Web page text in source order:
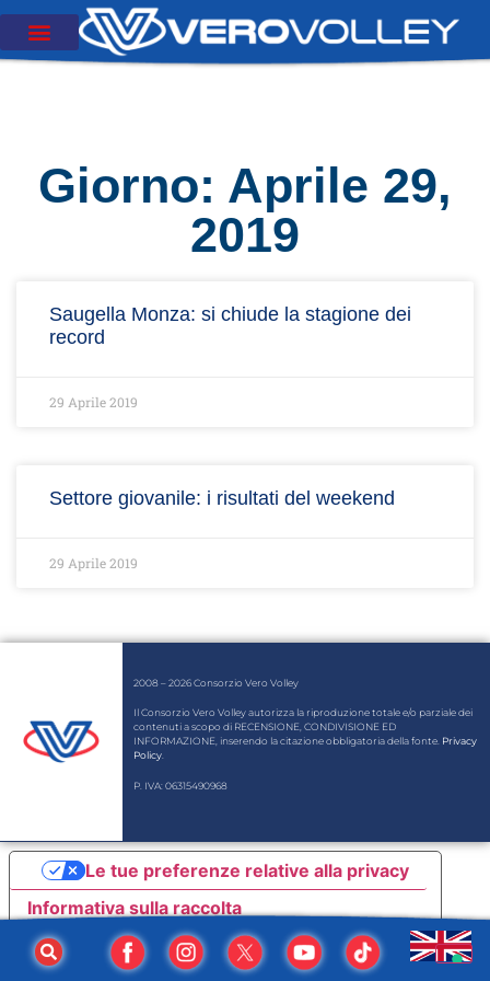
Giorno: Aprile 29,
2019
Saugella Monza: si chiude la stagione dei
record
29 Aprile 2019
Settore giovanile: i risultati del weekend
29 Aprile 2019
2008 – 2026 Consorzio Vero Volley
Il Consorzio Vero Volley autorizza la riproduzione totale e/o parziale dei
contenuti a scopo di RECENSIONE, CONDIVISIONE ED
INFORMAZIONE, inserendo la citazione obbligatoria della fonte. Privacy
Policy.
P. IVA: 06315490968
Informativa sulla raccolta
Le tue preferenze relative alla privacy